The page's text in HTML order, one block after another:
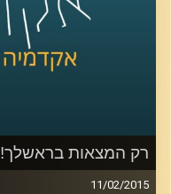
רק המצאות בראשלך!
11/02/2015